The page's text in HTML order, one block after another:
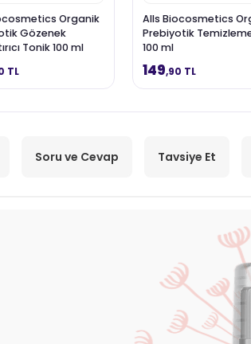
Organik
Gözenek
Tonik 100 ml
TL
Alls Biocosmetics
Prebiyotik
100 ml
149,90 TL
Soru ve Cevap Tavsiye Et